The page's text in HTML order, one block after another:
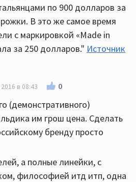
по 900 долларов за
В это же самое время
с маркировкой «Made in
за 250 долларов." Источник
в 08:43 0
(демонстративного)
им грош цена. Сделать
бренду просто
а полные линейки, с
философией итд итп, одна